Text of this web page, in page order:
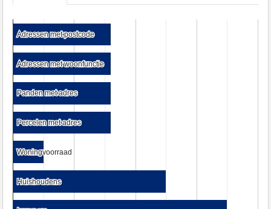
Adressen met postcode
Adressen met postcode
Adressen met woonfunctie
Adressen met woonfunctie
Panden met adres
Panden met adres
Percelen met adres
Percelen met adres
Woningvoorraad
Woningvoorraad
Huishoudens
Huishoudens